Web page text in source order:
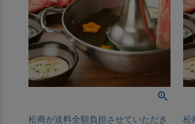
松商が送料全額負担させていただき
松